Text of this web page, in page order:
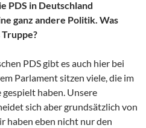
PDS in Deutschland
ganz andere Politik. Was
PDS gibt es auch hier bei
Parlament sitzen viele, die im
haben. Unsere
sich aber grundsätzlich von
haben eben nicht nur den